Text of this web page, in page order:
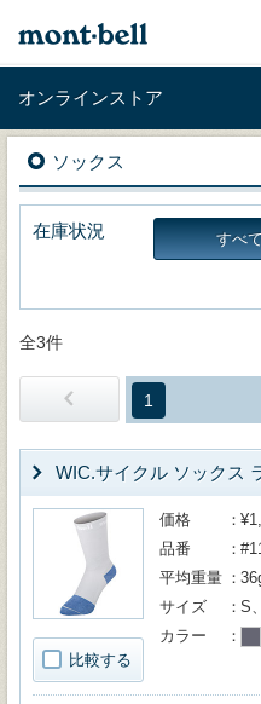
オンラインストア
ソックス
在庫状況 すべ
全3件
1
WIC.サイクル ソックス
比較する
価格
品番
平均重量
サイズ
S
カラー